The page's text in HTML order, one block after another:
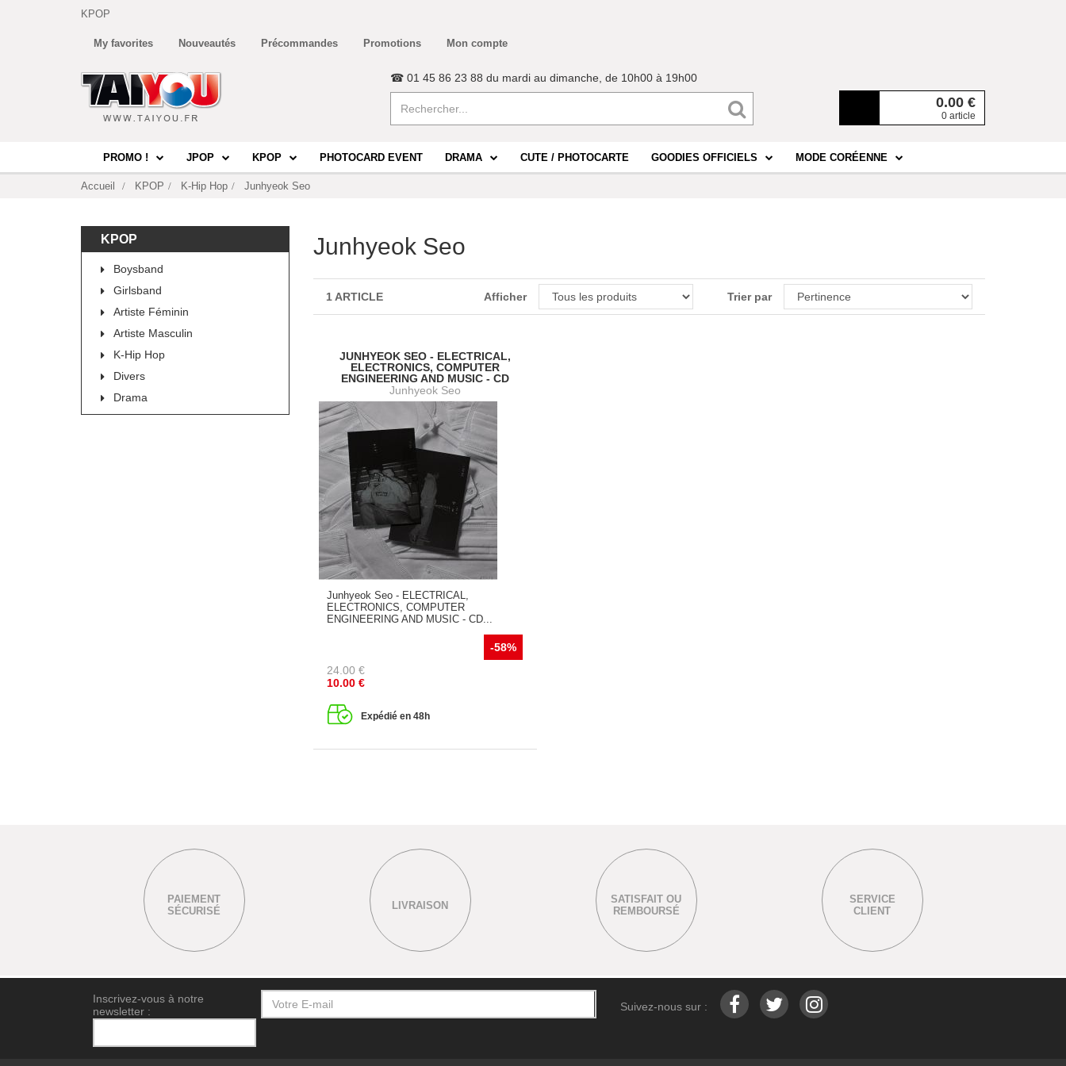
KPOP
My favorites Nouveautés Précommandes Promotions Mon compte
0.00 €
0 article
☎ 01 45 86 23 88 du mardi au dimanche, de 10h00 à 19h00
PROMO ! JPOP KPOP PHOTOCARD EVENT DRAMA CUTE / PHOTOCARTE GOODIES OFFICIELS MODE CORÉENNE
Accueil KPOP K-Hip Hop Junhyeok Seo
KPOP
Boysband
Girlsband
Artiste Féminin
Artiste Masculin
K-Hip Hop
Divers
Drama
Junhyeok Seo
1 ARTICLE Afficher Trier par
JUNHYEOK SEO - ELECTRICAL,
ELECTRONICS, COMPUTER
ENGINEERING AND MUSIC - CD
Junhyeok Seo
Junhyeok Seo - ELECTRICAL,
ELECTRONICS, COMPUTER
ENGINEERING AND MUSIC - CD...
-58%
24.00 €
10.00 €
Expédié en 48h
PAIEMENT
SÉCURISÉ
LIVRAISON
SATISFAIT OU
REMBOURSÉ
SERVICE
CLIENT
Inscrivez-vous à notre
newsletter :
Suivez-nous sur :